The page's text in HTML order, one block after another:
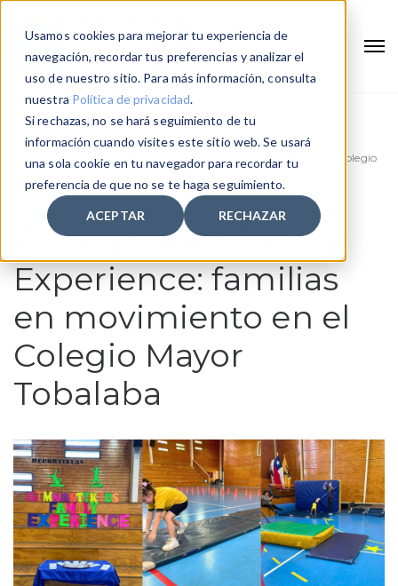
Usamos cookies para mejorar tu experiencia de
navegación, recordar tus preferencias y analizar el
uso de nuestro sitio. Para más información, consulta
nuestra Política de privacidad.
Si rechazas, no se hará seguimiento de tu
información cuando visites este sitio web. Se usará
una sola cookie en tu navegador para recordar tu
preferencia de que no se te haga seguimiento.
ACEPTAR RECHAZAR
Home
Gimnastikids Family Experience: familias en movimiento en el Colegio
Mayor Tobalaba
Gimnastikids Family
Experience: familias
en movimiento en el
Colegio Mayor
Tobalaba